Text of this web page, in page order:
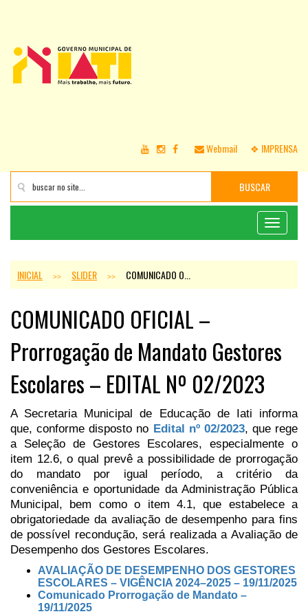
Webmail ❖ IMPRENSA
BUSCAR
Toggle
INICIAL >> SLIDER >> COMUNICADO O...
COMUNICADO OFICIAL –
Prorrogação de Mandato Gestores
Escolares – EDITAL Nº 02/2023
A Secretaria Municipal de Educação de Iati informa
que, conforme disposto no Edital nº 02/2023, que rege
a Seleção de Gestores Escolares, especialmente o
item 12.6, o qual prevê a possibilidade de prorrogação
do mandato por igual período, a critério da
conveniência e oportunidade da Administração Pública
Municipal, bem como o item 4.1, que estabelece a
obrigatoriedade da avaliação de desempenho para fins
de possível recondução, será realizada a Avaliação de
Desempenho dos Gestores Escolares.
AVALIAÇÃO DE DESEMPENHO DOS GESTORES
ESCOLARES – VIGÊNCIA 2024–2025 – 19/11/2025
Comunicado Prorrogação de Mandato –
19/11/2025